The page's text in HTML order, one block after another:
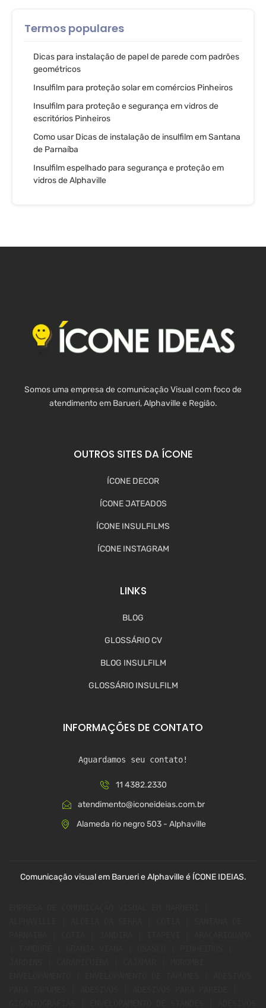
Termos populares
Dicas para instalação de papel de parede com padrões
geométricos
Insulfilm para proteção solar em comércios Pinheiros
Insulfilm para proteção e segurança em vidros de
escritórios Pinheiros
Como usar Dicas de instalação de insulfilm em Santana
de Parnaíba
Insulfilm espelhado para segurança e proteção em
vidros de Alphaville
Somos uma empresa de comunicação Visual com foco de
atendimento em Barueri, Alphaville e Região.
OUTROS SITES DA ÍCONE
ÍCONE DECOR
ÍCONE JATEADOS
ÍCONE INSULFILMS
ÍCONE INSTAGRAM
LINKS
BLOG
GLOSSÁRIO CV
BLOG INSULFILM
GLOSSÁRIO INSULFILM
INFORMAÇÕES DE CONTATO
Aguardamos seu contato!
11 4382.2330
atendimento@iconeideias.com.br
Alameda rio negro 503 - Alphaville
Comunicação visual em Barueri e Alphaville é ÍCONE IDEIAS.